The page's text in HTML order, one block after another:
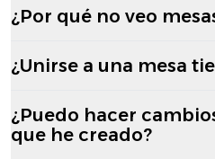
¿Por qué no veo
¿Unirse a una mesa
¿Puedo hacer
que he creado?